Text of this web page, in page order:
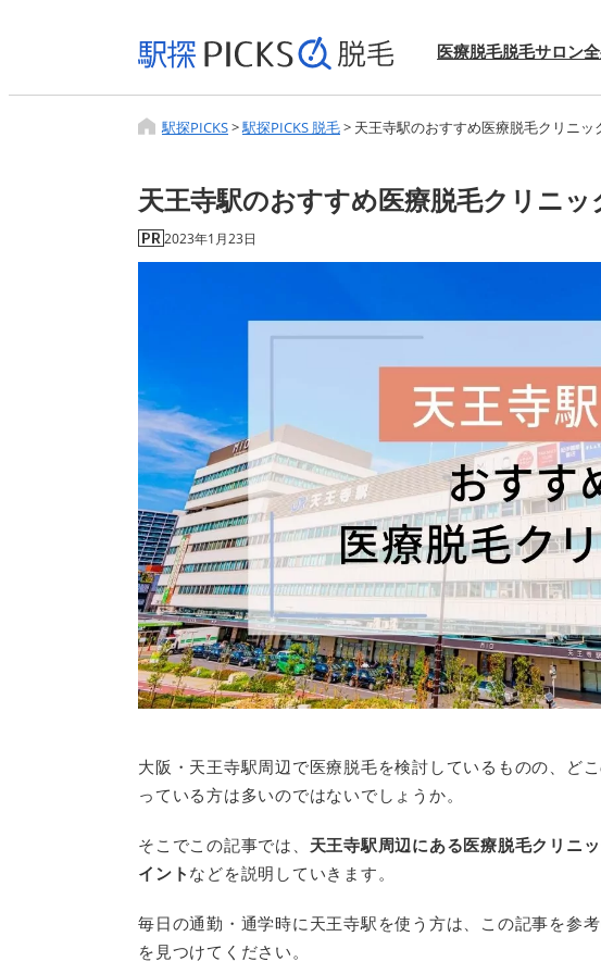
医療脱毛脱毛サロン
駅探PICKS>駅探PICKS 脱毛> 天王寺駅のおすすめ医療脱毛クリニッ
天王寺駅のおすすめ医療脱毛クリニ
2023年1月23日
大阪・天王寺駅周辺で医療脱毛を検討しているものの、ど
っている方は多いのではないでしょうか。
そこでこの記事では、 天王寺駅周辺にある医療脱毛クリニ
イント などを説明していきます。
毎日の通勤・通学時に天王寺駅を使う方は、この記事を参
を見つけてください。